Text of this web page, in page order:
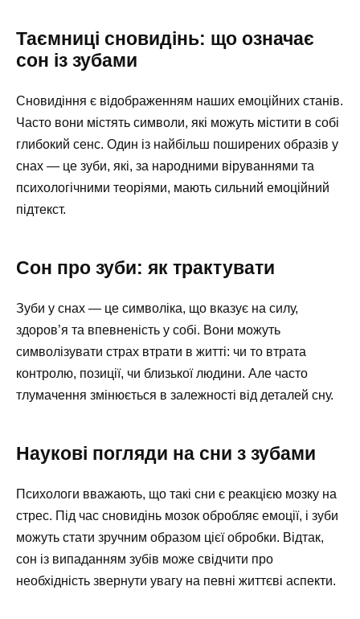
Таємниці сновидінь: що означає
сон із зубами
Сновидіння є відображенням наших емоційних станів.
Часто вони містять символи, які можуть містити в собі
глибокий сенс. Один із найбільш поширених образів у
снах — це зуби, які, за народними віруваннями та
психологічними теоріями, мають сильний емоційний
підтекст.
Сон про зуби: як трактувати
Зуби у снах — це символіка, що вказує на силу,
здоров’я та впевненість у собі. Вони можуть
символізувати страх втрати в житті: чи то втрата
контролю, позиції, чи близької людини. Але часто
тлумачення змінюється в залежності від деталей сну.
Наукові погляди на сни з зубами
Психологи вважають, що такі сни є реакцією мозку на
стрес. Під час сновидінь мозок обробляє емоції, і зуби
можуть стати зручним образом цієї обробки. Відтак,
сон із випаданням зубів може свідчити про
необхідність звернути увагу на певні життєві аспекти.